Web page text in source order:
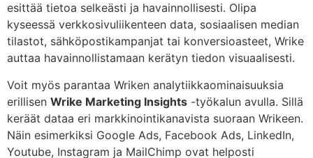
esittää tietoa selkeästi ja havainnollisesti. Olipa
kyseessä verkkosivuliikenteen data, sosiaalisen median
tilastot, sähköpostikampanjat tai konversioasteet, Wrike
auttaa havainnollistamaan kerätyn tiedon visuaalisesti.
Voit myös parantaa Wriken analytiikkaominaisuuksia
erillisen Wrike Marketing Insights -työkalun avulla. Sillä
keräät dataa eri markkinointikanavista suoraan Wrikeen.
Näin esimerkiksi Google Ads, Facebook Ads, LinkedIn,
Youtube, Instagram ja MailChimp ovat helposti